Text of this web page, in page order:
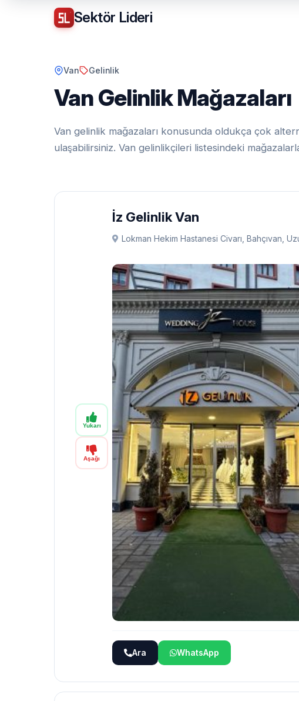
Sektör Lideri
Van Gelinlik
Van Gelinlik Mağazaları
Van gelinlik mağazaları konusunda oldukça çok
ulaşabilirsiniz. Van gelinlikçileri listesindeki
Yukarı
Aşağı
İz Gelinlik Van
Lokman Hekim Hastanesi Civarı, Bahçıvan,
Ara WhatsApp